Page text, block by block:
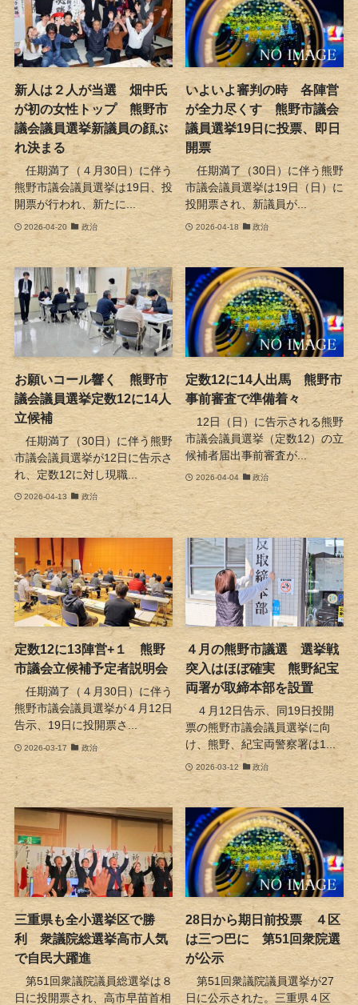
新人は２人が当選 畑中氏
が初の女性トップ 熊野市
議会議員選挙新議員の顔ぶ
れ決まる
任期満了（４月30日）に伴う
熊野市議会議員選挙は19日、投
開票が行われ、新たに...
2026-04-20 政治
いよいよ審判の時 各陣営
が全力尽くす 熊野市議会
議員選挙19日に投票、即日
開票
任期満了（30日）に伴う熊野
市議会議員選挙は19日（日）に
投開票され、新議員が...
2026-04-18 政治
お願いコール響く 熊野市
議会議員選挙定数12に14人
立候補
任期満了（30日）に伴う熊野
市議会議員選挙が12日に告示さ
れ、定数12に対し現職...
2026-04-13 政治
定数12に14人出馬 熊野市
事前審査で準備着々
12日（日）に告示される熊野
市議会議員選挙（定数12）の立
候補者届出事前審査が...
2026-04-04 政治
定数12に13陣営+１ 熊野
市議会立候補予定者説明会
任期満了（４月30日）に伴う
熊野市議会議員選挙が４月12日
告示、19日に投開票さ...
2026-03-17 政治
４月の熊野市議選 選挙戦
突入はほぼ確実 熊野紀宝
両署が取締本部を設置
４月12日告示、同19日投開
票の熊野市議会議員選挙に向
け、熊野、紀宝両警察署は1...
2026-03-12 政治
三重県も全小選挙区で勝
利 衆議院総選挙高市人気
で自民大躍進
第51回衆議院議員総選挙は８
日に投開票され、高市早苗首相
28日から期日前投票 ４区
は三つ巴に 第51回衆院選
が公示
第51回衆議院議員選挙が27
日に公示された。三重県４区